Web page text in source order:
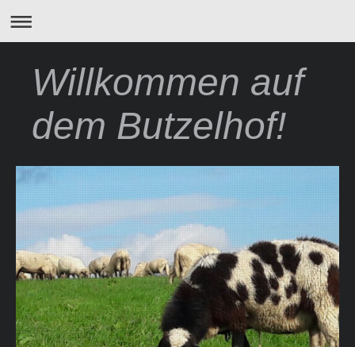
Willkommen auf
dem Butzelhof!